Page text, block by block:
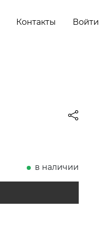
Контакты Войти
в наличии